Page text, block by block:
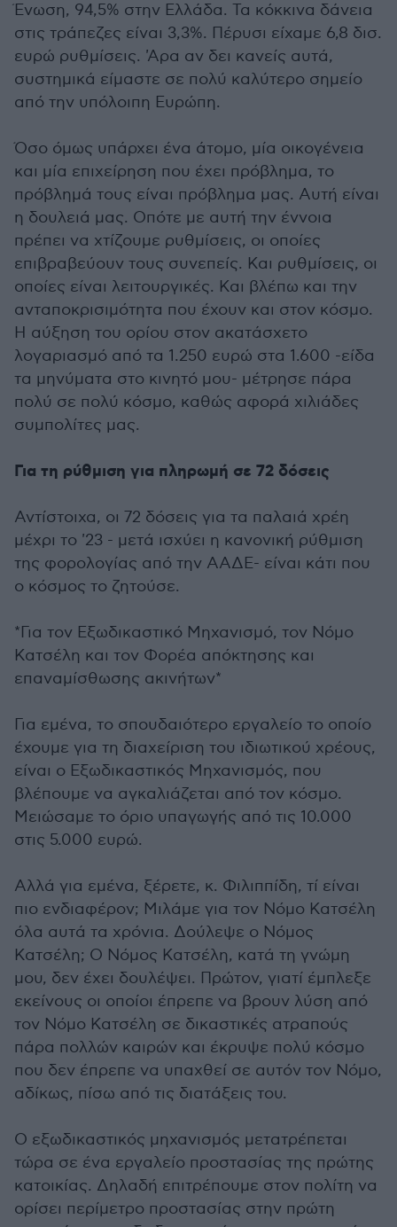
Ένωση, 94,5% στην Ελλάδα. Τα κόκκινα δάνεια
στις τράπεζες είναι 3,3%. Πέρυσι είχαμε 6,8 δισ.
ευρώ ρυθμίσεις. 'Αρα αν δει κανείς αυτά,
συστημικά είμαστε σε πολύ καλύτερο σημείο
από την υπόλοιπη Ευρώπη.
Όσο όμως υπάρχει ένα άτομο, μία οικογένεια
και μία επιχείρηση που έχει πρόβλημα, το
πρόβλημά τους είναι πρόβλημα μας. Αυτή είναι
η δουλειά μας. Οπότε με αυτή την έννοια
πρέπει να χτίζουμε ρυθμίσεις, οι οποίες
επιβραβεύουν τους συνεπείς. Και ρυθμίσεις, οι
οποίες είναι λειτουργικές. Και βλέπω και την
ανταποκρισιμότητα που έχουν και στον κόσμο.
Η αύξηση του ορίου στον ακατάσχετο
λογαριασμό από τα 1.250 ευρώ στα 1.600 -είδα
τα μηνύματα στο κινητό μου- μέτρησε πάρα
πολύ σε πολύ κόσμο, καθώς αφορά χιλιάδες
συμπολίτες μας.
Για τη ρύθμιση για πληρωμή σε 72 δόσεις
Αντίστοιχα, οι 72 δόσεις για τα παλαιά χρέη
μέχρι το '23 - μετά ισχύει η κανονική ρύθμιση
της φορολογίας από την ΑΑΔΕ- είναι κάτι που
ο κόσμος το ζητούσε.
*Για τον Εξωδικαστικό Μηχανισμό, τον Νόμο
Κατσέλη και τον Φορέα απόκτησης και
επαναμίσθωσης ακινήτων*
Για εμένα, το σπουδαιότερο εργαλείο το οποίο
έχουμε για τη διαχείριση του ιδιωτικού χρέους,
είναι ο Εξωδικαστικός Μηχανισμός, που
βλέπουμε να αγκαλιάζεται από τον κόσμο.
Μειώσαμε το όριο υπαγωγής από τις 10.000
στις 5.000 ευρώ.
Αλλά για εμένα, ξέρετε, κ. Φιλιππίδη, τί είναι
πιο ενδιαφέρον; Μιλάμε για τον Νόμο Κατσέλη
όλα αυτά τα χρόνια. Δούλεψε ο Νόμος
Κατσέλη; Ο Νόμος Κατσέλη, κατά τη γνώμη
μου, δεν έχει δουλέψει. Πρώτον, γιατί έμπλεξε
εκείνους οι οποίοι έπρεπε να βρουν λύση από
τον Νόμο Κατσέλη σε δικαστικές ατραπούς
πάρα πολλών καιρών και έκρυψε πολύ κόσμο
που δεν έπρεπε να υπαχθεί σε αυτόν τον Νόμο,
αδίκως, πίσω από τις διατάξεις του.
Ο εξωδικαστικός μηχανισμός μετατρέπεται
τώρα σε ένα εργαλείο προστασίας της πρώτης
κατοικίας. Δηλαδή επιτρέπουμε στον πολίτη να
ορίσει περίμετρο προστασίας στην πρώτη